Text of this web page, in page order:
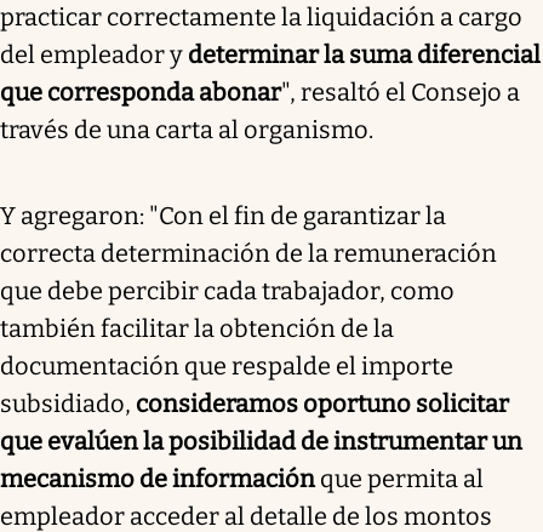
practicar correctamente la liquidación a cargo
del empleador y determinar la suma diferencial
que corresponda abonar", resaltó el Consejo a
través de una carta al organismo.
Y agregaron: "Con el fin de garantizar la
correcta determinación de la remuneración
que debe percibir cada trabajador, como
también facilitar la obtención de la
documentación que respalde el importe
subsidiado, consideramos oportuno solicitar
que evalúen la posibilidad de instrumentar un
mecanismo de informaciónque permita al
empleador acceder al detalle de los montos